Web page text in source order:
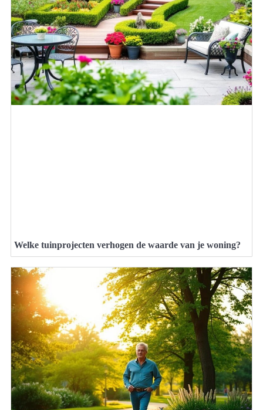
Welke tuinprojecten verhogen de waarde van je woning?